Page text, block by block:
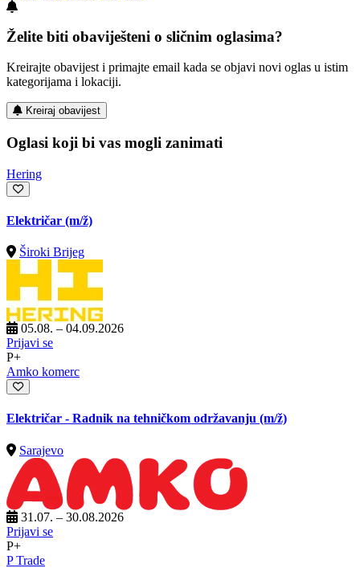
Želite biti obaviješteni o sličnim oglasima?
Kreirajte obavijest i primajte email kada se objavi novi oglas u istim
kategorijama i lokaciji.
Kreiraj obavijest
Oglasi koji bi vas mogli zanimati
Hering
Električar (m/ž)
Široki Brijeg
05.08. – 04.09.2026
Prijavi se
P+
Amko komerc
Električar - Radnik na tehničkom održavanju (m/ž)
Sarajevo
31.07. – 30.08.2026
Prijavi se
P+
P Trade